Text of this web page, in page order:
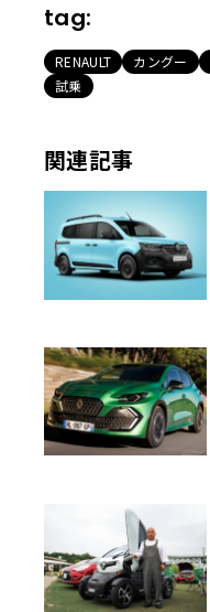
tag:
RENAULT カングー
試乗
関連記事